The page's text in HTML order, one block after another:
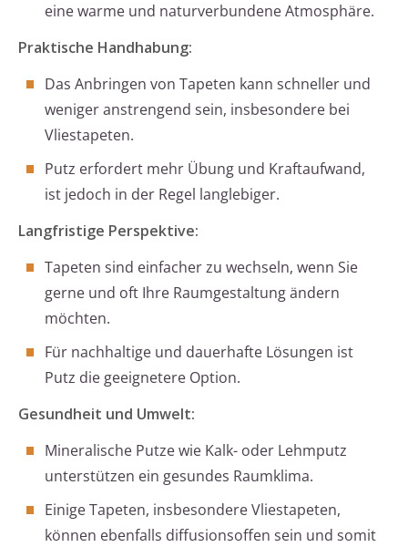
eine warme und naturverbundene Atmosphäre.
Praktische Handhabung:
Das Anbringen von Tapeten kann schneller und
weniger anstrengend sein, insbesondere bei
Vliestapeten.
Putz erfordert mehr Übung und Kraftaufwand,
ist jedoch in der Regel langlebiger.
Langfristige Perspektive:
Tapeten sind einfacher zu wechseln, wenn Sie
gerne und oft Ihre Raumgestaltung ändern
möchten.
Für nachhaltige und dauerhafte Lösungen ist
Putz die geeignetere Option.
Gesundheit und Umwelt:
Mineralische Putze wie Kalk- oder Lehmputz
unterstützen ein gesundes Raumklima.
Einige Tapeten, insbesondere Vliestapeten,
können ebenfalls diffusionsoffen sein und somit